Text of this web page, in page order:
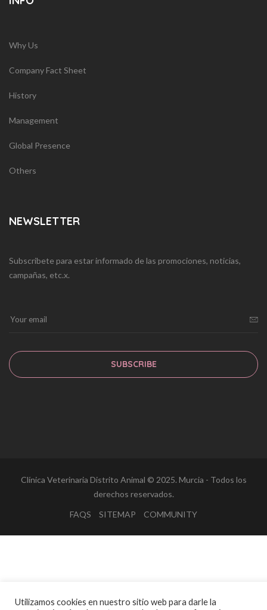
Why Us
Company Fact Sheet
History
Management
Global Presence
Others
NEWSLETTER
Subscribete para estar informado de las promociones, noticias,
campañas, etc.x.
SUBSCRIBE
Clínica Veterinaria Distrito Animal © 2025. Murcia - Todos los
derechos reservados.
FAQS
SITEMAP COMMUNITY
Utilizamos cookies en nuestro sitio web para darle la